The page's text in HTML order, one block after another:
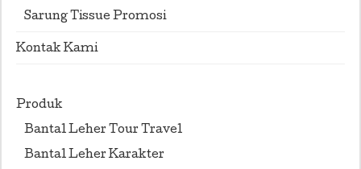
Sarung Tissue Promosi
Kontak Kami
Produk
Bantal Leher Tour Travel
Bantal Leher Karakter